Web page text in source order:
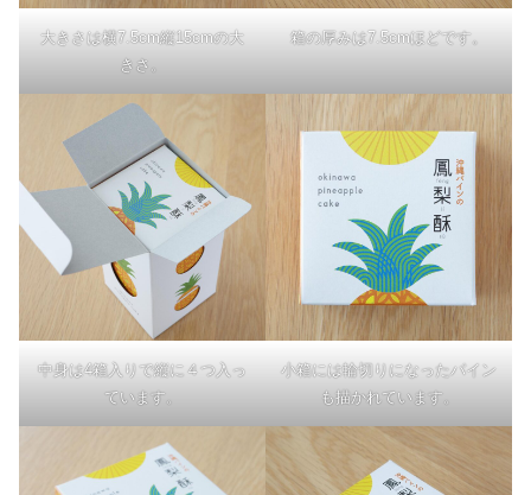
大きさは横7.5cm縦15cmの大
きさ。
箱の厚みは7.5cmほどです。
中身は4箱入りで縦に４つ入っ
ています。
小箱には輪切りになったパイン
も描かれています。